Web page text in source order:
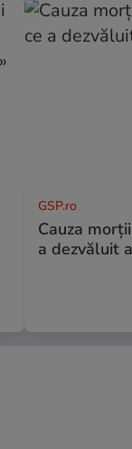
GSP.ro
Cauza
a dezvăluit